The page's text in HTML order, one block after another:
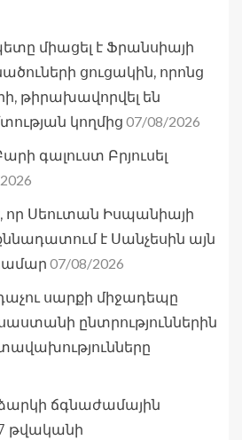
միացել է Ֆրանսիայի
ցուցակին, որոնց
թիրախավորվել են
կողմից 07/08/2026
գալուստ Բրյուսել
որ Սեուտան Իսպանիայի
է Սանչեսին այն
07/08/2026
սարքի միջադեպը
ընտրություններին
ճգնաժամային
թվականի